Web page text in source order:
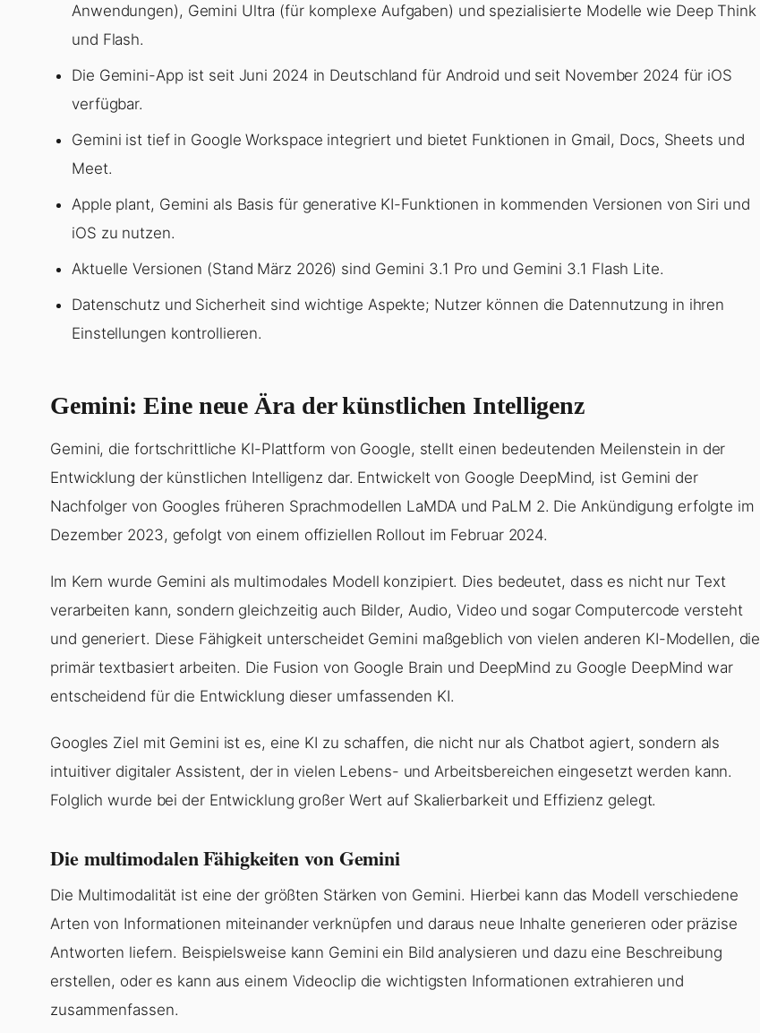
Anwendungen), Gemini Ultra (für komplexe Aufgaben) und spezialisierte Modelle wie Deep Think
und Flash.
Die Gemini-App ist seit Juni 2024 in Deutschland für Android und seit November 2024 für iOS
verfügbar.
Gemini ist tief in Google Workspace integriert und bietet Funktionen in Gmail, Docs, Sheets und
Meet.
Apple plant, Gemini als Basis für generative KI-Funktionen in kommenden Versionen von Siri und
iOS zu nutzen.
Aktuelle Versionen (Stand März 2026) sind Gemini 3.1 Pro und Gemini 3.1 Flash Lite.
Datenschutz und Sicherheit sind wichtige Aspekte; Nutzer können die Datennutzung in ihren
Einstellungen kontrollieren.
Gemini: Eine neue Ära der künstlichen Intelligenz
Gemini, die fortschrittliche KI-Plattform von Google, stellt einen bedeutenden Meilenstein in der
Entwicklung der künstlichen Intelligenz dar. Entwickelt von Google DeepMind, ist Gemini der
Nachfolger von Googles früheren Sprachmodellen LaMDA und PaLM 2. Die Ankündigung erfolgte im
Dezember 2023, gefolgt von einem offiziellen Rollout im Februar 2024.
Im Kern wurde Gemini als multimodales Modell konzipiert. Dies bedeutet, dass es nicht nur Text
verarbeiten kann, sondern gleichzeitig auch Bilder, Audio, Video und sogar Computercode versteht
und generiert. Diese Fähigkeit unterscheidet Gemini maßgeblich von vielen anderen KI-Modellen, die
primär textbasiert arbeiten. Die Fusion von Google Brain und DeepMind zu Google DeepMind war
entscheidend für die Entwicklung dieser umfassenden KI.
Googles Ziel mit Gemini ist es, eine KI zu schaffen, die nicht nur als Chatbot agiert, sondern als
intuitiver digitaler Assistent, der in vielen Lebens- und Arbeitsbereichen eingesetzt werden kann.
Folglich wurde bei der Entwicklung großer Wert auf Skalierbarkeit und Effizienz gelegt.
Die multimodalen Fähigkeiten von Gemini
Die Multimodalität ist eine der größten Stärken von Gemini. Hierbei kann das Modell verschiedene
Arten von Informationen miteinander verknüpfen und daraus neue Inhalte generieren oder präzise
Antworten liefern. Beispielsweise kann Gemini ein Bild analysieren und dazu eine Beschreibung
erstellen, oder es kann aus einem Videoclip die wichtigsten Informationen extrahieren und
zusammenfassen.